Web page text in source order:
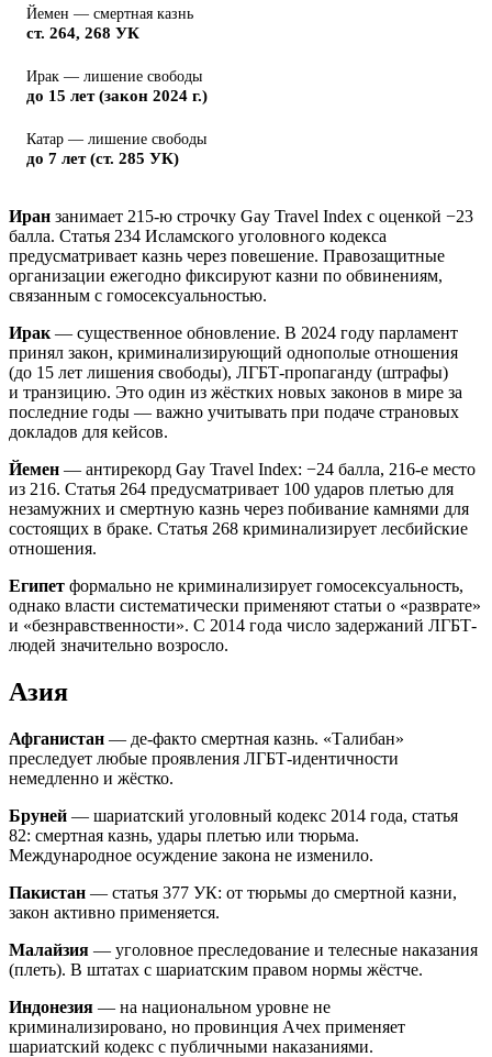
Йемен — смертная казнь
ст. 264, 268 УК
Ирак — лишение свободы
до 15 лет (закон 2024 г.)
Катар — лишение свободы
до 7 лет (ст. 285 УК)
Иран занимает 215-ю строчку Gay Travel Index с оценкой −23
балла. Статья 234 Исламского уголовного кодекса
предусматривает казнь через повешение. Правозащитные
организации ежегодно фиксируют казни по обвинениям,
связанным с гомосексуальностью.
Ирак — существенное обновление. В 2024 году парламент
принял закон, криминализирующий однополые отношения
(до 15 лет лишения свободы), ЛГБТ-пропаганду (штрафы)
и транзицию. Это один из жёстких новых законов в мире за
последние годы — важно учитывать при подаче страновых
докладов для кейсов.
Йемен — антирекорд Gay Travel Index: −24 балла, 216-е место
из 216. Статья 264 предусматривает 100 ударов плетью для
незамужних и смертную казнь через побивание камнями для
состоящих в браке. Статья 268 криминализирует лесбийские
отношения.
Египет формально не криминализирует гомосексуальность,
однако власти систематически применяют статьи о «разврате»
и «безнравственности». С 2014 года число задержаний ЛГБТ-
людей значительно возросло.
Азия
Афганистан — де-факто смертная казнь. «Талибан»
преследует любые проявления ЛГБТ-идентичности
немедленно и жёстко.
Бруней — шариатский уголовный кодекс 2014 года, статья
82: смертная казнь, удары плетью или тюрьма.
Международное осуждение закона не изменило.
Пакистан — статья 377 УК: от тюрьмы до смертной казни,
закон активно применяется.
Малайзия — уголовное преследование и телесные наказания
(плеть). В штатах с шариатским правом нормы жёстче.
Индонезия — на национальном уровне не
криминализировано, но провинция Ачех применяет
шариатский кодекс с публичными наказаниями.